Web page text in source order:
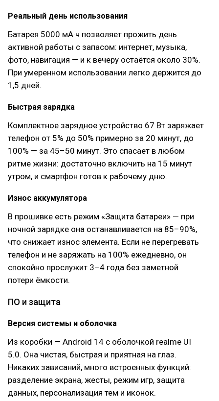
Реальный день использования
Батарея 5000 мА·ч позволяет прожить день
активной работы с запасом: интернет, музыка,
фото, навигация — и к вечеру остаётся около 30%.
При умеренном использовании легко держится до
1,5 дней.
Быстрая зарядка
Комплектное зарядное устройство 67 Вт заряжает
телефон от 5% до 50% примерно за 20 минут, до
100% — за 45–50 минут. Это спасает в любом
ритме жизни: достаточно включить на 15 минут
утром, и смартфон готов к рабочему дню.
Износ аккумулятора
В прошивке есть режим «Защита батареи» — при
ночной зарядке она останавливается на 85–90%,
что снижает износ элемента. Если не перегревать
телефон и не заряжать на 100% ежедневно, он
спокойно прослужит 3–4 года без заметной
потери ёмкости.
ПО и защита
Версия системы и оболочка
Из коробки — Android 14 с оболочкой realme UI
5.0. Она чистая, быстрая и приятная на глаз.
Никаких зависаний, много встроенных функций:
разделение экрана, жесты, режим игр, защита
данных, персонализация тем и иконок.